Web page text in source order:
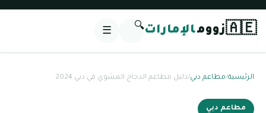
🇦🇪زوومالإمارات🔍
☰
الرئيسية/مطاعم دبي/دليل مطاعم الدجاج المشوي في دبي 2024
مطاعم دبي